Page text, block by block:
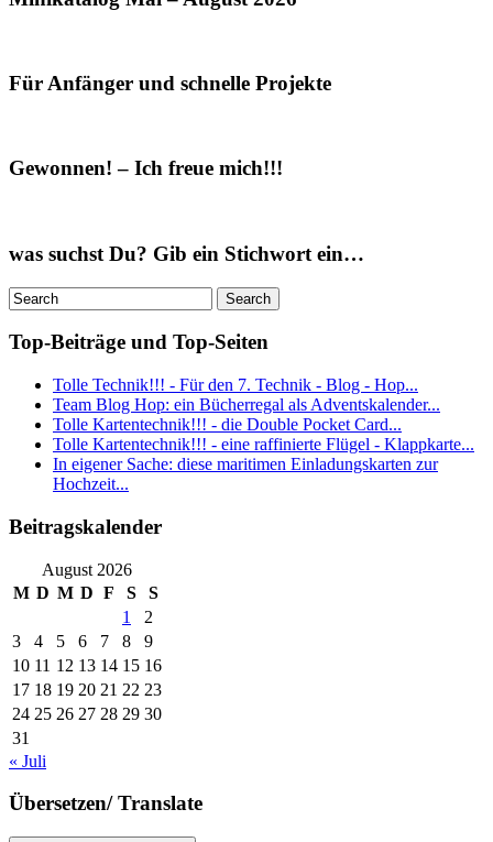
Für Anfänger und schnelle Projekte
Gewonnen! – Ich freue mich!!!
was suchst Du? Gib ein Stichwort ein…
Top-Beiträge und Top-Seiten
Tolle Technik!!! - Für den 7. Technik - Blog - Hop...
Team Blog Hop: ein Bücherregal als Adventskalender...
Tolle Kartentechnik!!! - die Double Pocket Card...
Tolle Kartentechnik!!! - eine raffinierte Flügel - Klappkarte...
In eigener Sache: diese maritimen Einladungskarten zur
Hochzeit...
Beitragskalender
August 2026
M D M D F S
S
1
2
3
4 5 6 7 8
9
10 11 12 13 14 15 16
17 18 19 20 21 22 23
24 25 26 27 28 29 30
31
« Juli
Übersetzen/ Translate